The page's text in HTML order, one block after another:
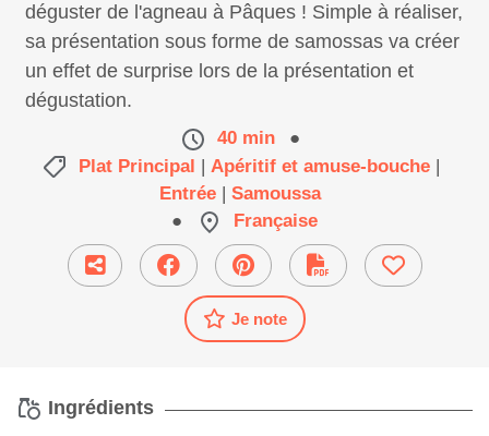
déguster de l'agneau à Pâques ! Simple à réaliser,
sa présentation sous forme de samossas va créer
un effet de surprise lors de la présentation et
dégustation.
40 min
●
Plat Principal | Apéritif et amuse-bouche |
Entrée | Samoussa
●
Française
Je note
Ingrédients